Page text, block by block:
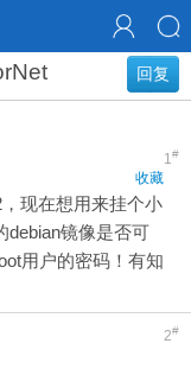
回复
1#
收藏
现在想用来挂个小
debian镜像是否可
用户的密码！有知
2#